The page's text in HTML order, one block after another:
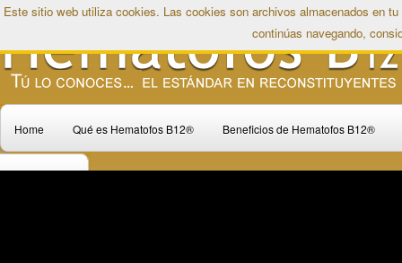
Home Qué es Hematofos B12® Beneficios de Hematofos B12®
Este sitio web utiliza cookies. Las cookies son archivos almacenados en
continúas navegando,